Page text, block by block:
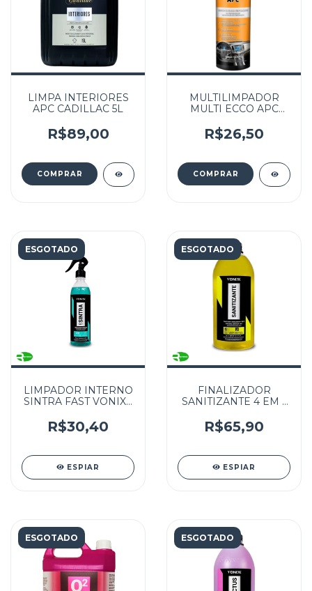
LIMPA INTERIORES
APC CADILLAC 5L
R$89,00
MULTILIMPADOR
MULTI ECCO APC
R$26,50
ESGOTADO
LIMPADOR INTERNO
SINTRA FAST VONIXX
R$30,40
ESPIAR
ESGOTADO
FINALIZADOR
SANITIZANTE 4 EM 1
R$65,90
ESPIAR
ESGOTADO ESGOTADO